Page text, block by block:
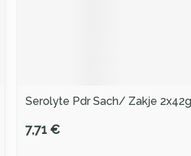
Serolyte Pdr Sach/ Zakje 2x42g
7,71 €